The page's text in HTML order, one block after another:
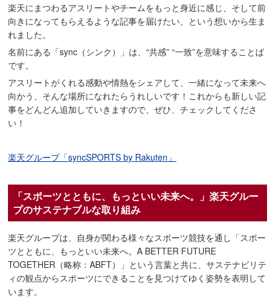
楽天にまつわるアスリートやチームをもっと身近に感じ、そして前
向きになってもらえるような記事を届けたい、という想いから生ま
れました。
名前にある「sync（シンク）」は、“共感” “一致”を意味することば
です。
アスリートがくれる感動や情熱をシェアして、一緒になって未来へ
向かう、そんな場所になれたらうれしいです！これからも新しい記
事をどんどん追加していきますので、ぜひ、チェックしてくださ
い！
楽天グループ「syncSPORTS by Rakuten」
「スポーツとともに、もっといい未来へ。」楽天グルー
プのサステナブルな取り組み
楽天グループは、自身が関わる様々なスポーツ競技を通し「スポー
ツとともに、もっといい未来へ。A BETTER FUTURE
TOGETHER（略称：ABFT）」という言葉と共に、サステナビリテ
ィの観点からスポーツにできることを見つけてゆく姿勢を表明して
います。